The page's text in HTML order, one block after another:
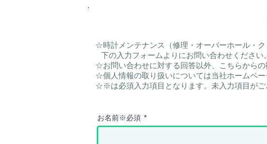
☆時計メンテナンス（修理・オーバーホール・
下の入力フォームよりにお問い合わせください。
☆お問い合わせに対する回答以外、こちらからの
☆個人情報の取り扱いについては当社ホームペー
☆※は必須入力項目となります。未入力項目がご
お名前※必須